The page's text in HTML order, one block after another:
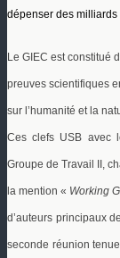
dépenser des
Le GIEC est constitué
preuves scientifiques
sur l’humanité et la
Ces clefs USB avec
Groupe de Travail II,
la mention « Working
d’auteurs principaux
seconde réunion